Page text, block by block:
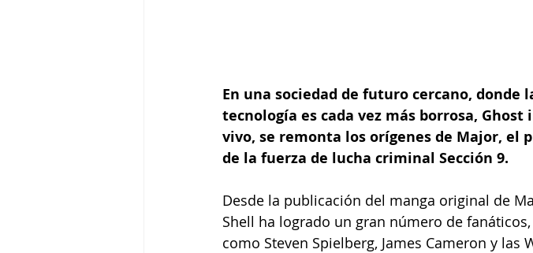
En una sociedad de futuro cercano,
tecnología es cada vez más borrosa,
vivo, se remonta los orígenes de Major, el
de la fuerza de lucha criminal Sección 9.
Desde la publicación del manga original de
Shell ha logrado un gran número de
como Steven Spielberg, James Cameron y